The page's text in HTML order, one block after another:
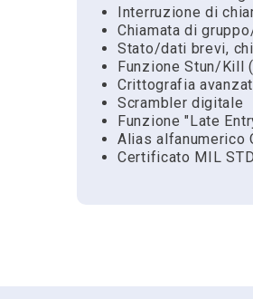
Interruzione di
Chiamata di
Stato/dati brevi,
Funzione Stun/Kill
Crittografia
Scrambler digitale
Funzione "Late
Alias alfanumerico
Certificato MIL